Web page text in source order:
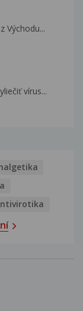
Východu...
vírus...